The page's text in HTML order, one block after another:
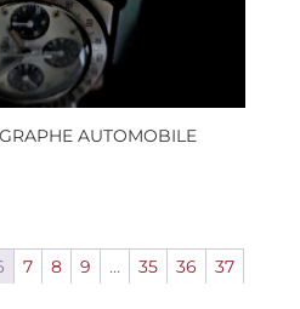
AUTOMOBILE
7 8 9 … 35 36
37